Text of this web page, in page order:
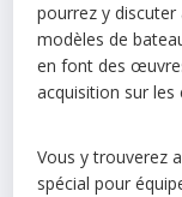
pourrez y
modèles de
en font des
acquisition sur les
Vous y trouverez
spécial pour